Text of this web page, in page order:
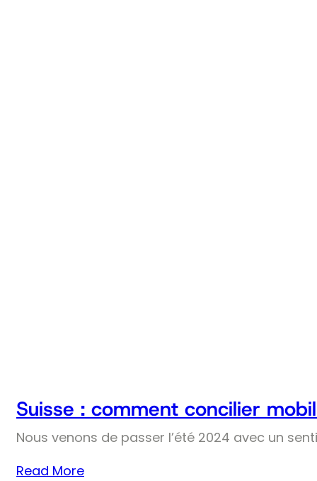
Suisse : comment concilier
Nous venons de passer l’été 2024 avec un
Read More